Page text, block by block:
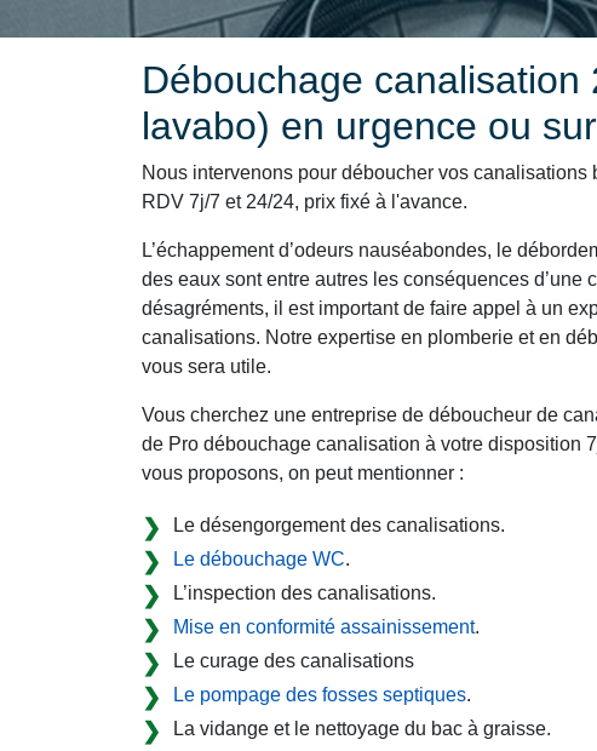
Débouchage canalisation
lavabo) en urgence ou
Nous intervenons pour déboucher vos
RDV 7j/7 et 24/24, prix fixé à l'avance.
L’échappement d’odeurs nauséabondes, le
des eaux sont entre autres les conséquences
désagréments, il est important de faire appel à un
canalisations. Notre expertise en plomberie et en
vous sera utile.
Vous cherchez une entreprise de déboucheur de
de Pro débouchage canalisation à votre disposition
vous proposons, on peut mentionner :
Le désengorgement des canalisations.
Le débouchage WC.
L’inspection des canalisations.
Mise en conformité assainissement.
Le curage des canalisations
Le pompage des fosses septiques.
La vidange et le nettoyage du bac à graisse.